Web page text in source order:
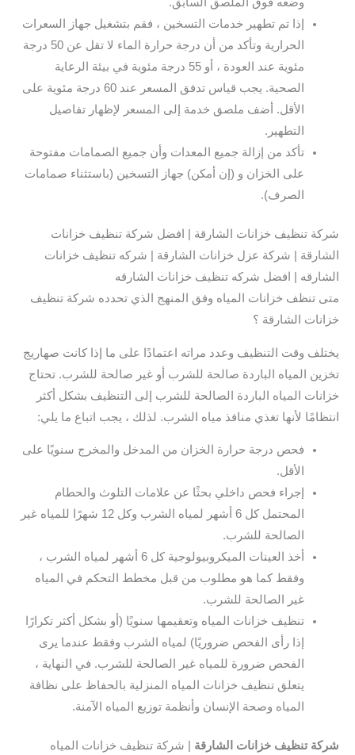
إذا تم تطهير خدمات التسخين ، فقم بتشغيل جهاز السعرات
الحرارية وتأكد من أن درجة حرارة الماء لا تقل عن 50 درجة
مئوية عند العودة ، أو 55 درجة مئوية في بيئة الرعاية
الصحية. يجب قياس تدفق المسعر عند 60 درجة مئوية على
الأقل. أضف ملصق خدمة إلى المسعر لإظهار تفاصيل
التطهير.
تأكد من إزالة جميع المعدات وأن جميع الصمامات مفتوحة
على الخزان و (إن أمكن) جهاز التسخين (باستثناء صمامات
الصرف).
شركة تنظيف خزانات الشارقة | افضل شركة تنظيف خزانات
الشارقة | شركة عزل خزانات الشارقة | شركه تنظيف خزانات
الشارقه | افضل شركه تنظيف خزانات الشارقه
متى تنظف خزانات المياه وفق المنهج الذي تحدده شركة تنظيف
خزانات الشارقة ؟
يختلف وقت التنظيف وعدد مراته اعتمادًا على ما إذا كانت صهاريج
تخزين المياه الباردة صالحة للشرب أو غير صالحة للشرب. تحتاج
خزانات المياه الباردة الصالحة للشرب إلى التنظيف بشكل أكثر
انتظامًا لأنها تغذي منافذ مياه الشرب. لذلك ، يجب اتباع ما يلي:
فحص درجة حرارة الخزان من المدخل والمخرج سنويًا على
الأقل.
إجراء فحص داخلي بحثًا عن علامات التلوث والحطام
المحتمل كل 6 أشهر لمياه الشرب وكل 12 شهرًا للمياه غير
الصالحة للشرب.
أخذ العينات الميكروبيولوجية كل 6 أشهر لمياه الشرب ،
وفقط كما هو مطلوب من قبل مخطط التحكم في المياه
غير الصالحة للشرب.
تنظيف خزانات المياه وتعقيمها سنويًا (أو بشكل أكثر تكرارًا
إذا رأى الفحص ضروريًا) لمياه الشرب وفقط عندما يرى
الفحص ضرورة للمياه غير الصالحة للشرب. في النهاية ،
يتعلق تنظيف خزانات المياه المنزلية بالحفاظ على نظافة
المياه وصحة الإنسان وأنظمة توزيع المياه الآمنة.
شركة تنظيف خزانات الشارقة | شركة تنظيف خزانات المياه